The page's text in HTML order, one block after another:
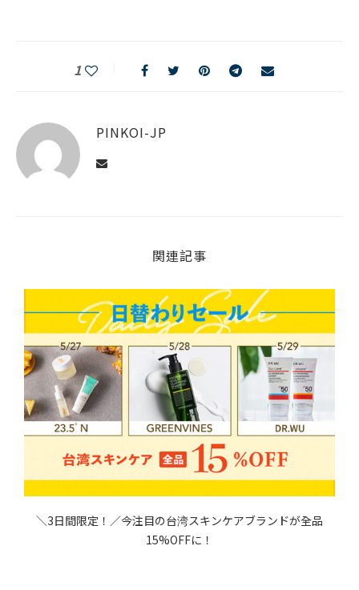
1
PINKOI-JP
関連記事
＼3日間限定！／今注目の台湾スキンケアブランドが全品
15%OFFに！